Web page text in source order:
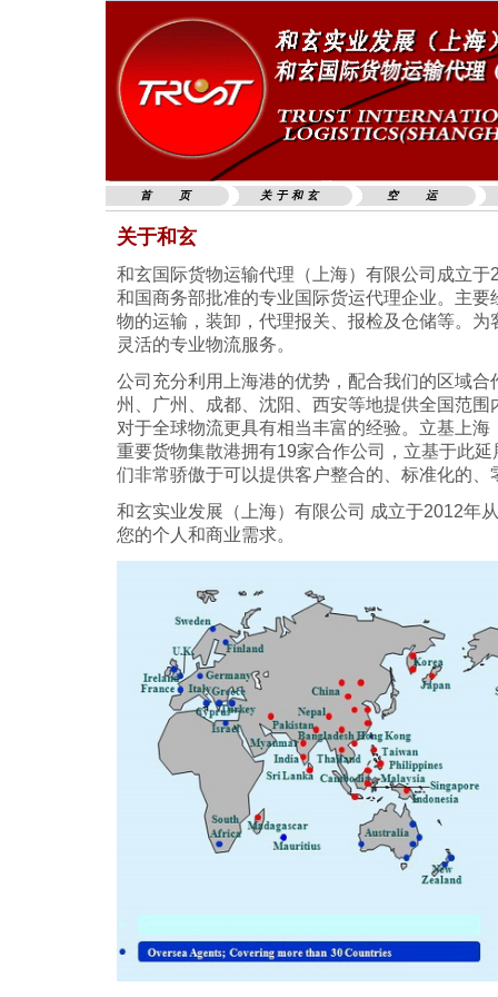
首 页 关于和玄 空 运
关于和玄
和玄国际货物运输代理（上海）有限公司成立
和国商务部批准的专业国际货运代理企业。主要
物的运输，装卸，代理报关、报检及仓储等。为
灵活的专业物流服务。
公司充分利用上海港的优势，配合我们的区域合
州、广州、成都、沈阳、西安等地提供全国范围
对于全球物流更具有相当丰富的经验。立基上
重要货物集散港拥有19家合作公司，立基于此
们非常骄傲于可以提供客户整合的、标准化的、
和玄实业发展（上海）有限公司 成立于2012年
您的个人和商业需求。